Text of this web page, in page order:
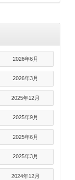
2026年6月
2026年3月
2025年12月
2025年9月
2025年6月
2025年3月
2024年12月